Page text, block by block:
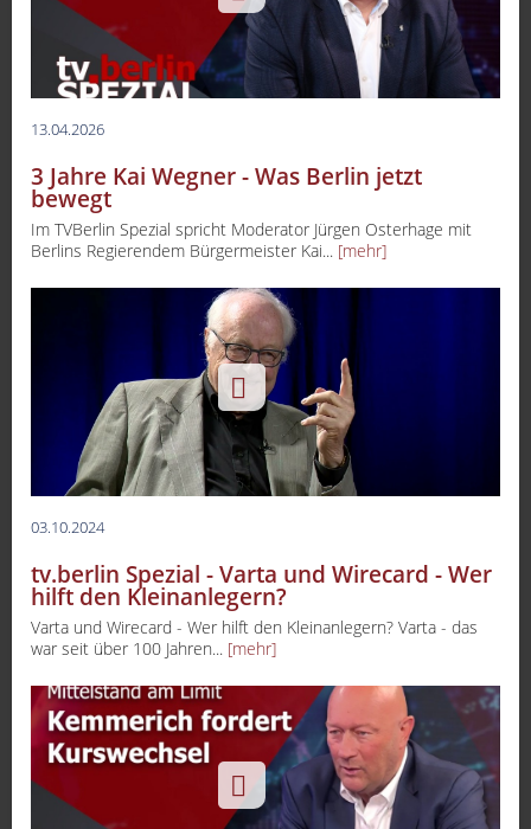
13.04.2026
3 Jahre Kai Wegner - Was Berlin jetzt
bewegt
Im TVBerlin Spezial spricht Moderator Jürgen Osterhage mit
Berlins Regierendem Bürgermeister Kai... [mehr]
03.10.2024
tv.berlin Spezial - Varta und Wirecard - Wer
hilft den Kleinanlegern?
Varta und Wirecard - Wer hilft den Kleinanlegern? Varta - das
war seit über 100 Jahren... [mehr]